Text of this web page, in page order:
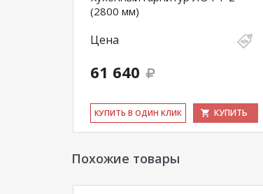
(2800 мм)
Цена
61 640
КУ­ПИТЬ В ОДИН КЛИК КУПИТЬ
Похожие товары